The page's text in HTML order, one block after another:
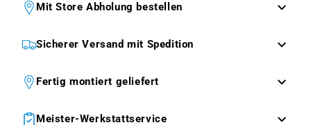
Mit Store Abholung bestellen
Sicherer Versand mit Spedition
Fertig montiert geliefert
Meister-Werkstattservice